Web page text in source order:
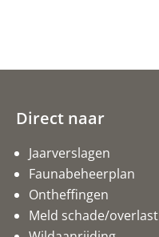
Direct naar
Jaarverslagen
Faunabeheerplan
Ontheffingen
Meld schade/overlast